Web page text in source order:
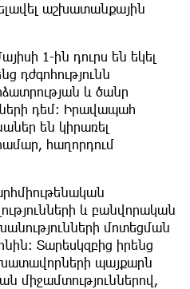
աշխատանքային
1-ին դուրս են եկել
դժգոհությունն
և ծանր
դեմ: Իրավապահ
են կիրառել
հաղորդում
և բանվորական
մոտեցման
Տարեսկզբից իրենց
պայքարն
միջամտություններով,